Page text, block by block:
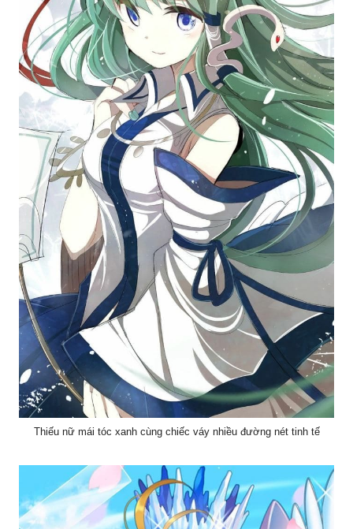
Thiếu nữ mái tóc xanh cùng chiếc váy nhiều đường nét tinh tế